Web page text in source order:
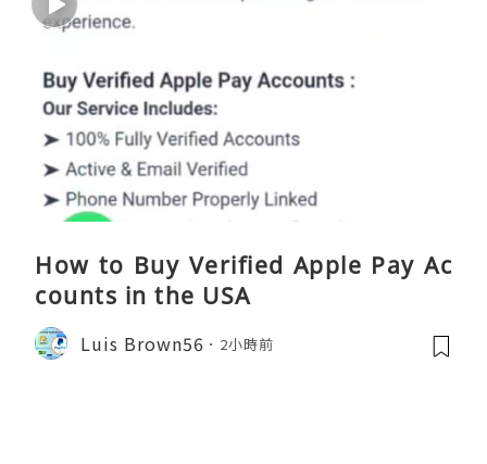
How to Buy Verified Apple Pay Ac
counts in the USA
Luis Brown56 2小時前